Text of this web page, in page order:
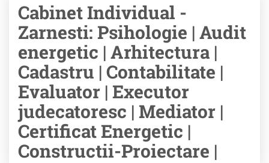
Cabinet Individual -
Zarnesti: Psihologie | Audit
energetic | Arhitectura |
Cadastru | Contabilitate |
Evaluator | Executor
judecatoresc | Mediator |
Certificat Energetic |
Constructii-Proiectare |